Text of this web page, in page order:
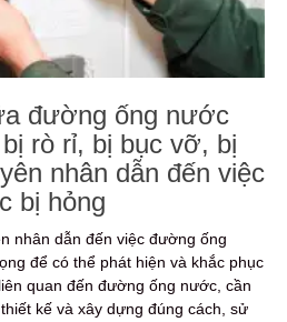
đường ống nước
rò rỉ, bị bục vỡ, bị
nhân dẫn đến việc
bị hỏng
nhân dẫn đến việc đường ống
để có thể phát hiện và khắc phục
quan đến đường ống nước, cần
kế và xây dựng đúng cách, sử